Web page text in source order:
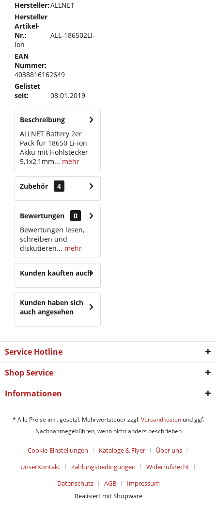
Hersteller:ALLNET
Hersteller
Artikel-
Nr.:
ALL-186502LI-
ion
EAN
Nummer:
4038816162649
Gelistet
seit:
08.01.2019
Beschreibung
ALLNET Battery 2er
Pack für 18650 Li-ion
Akku mit Hohlstecker
5,1x2,1mm... mehr
Zubehör 4
Bewertungen
0
Bewertungen lesen,
schreiben und
diskutieren... mehr
Kunden kauften auch
Kunden haben sich
auch angesehen
Service Hotline
Shop Service
Informationen
* Alle Preise inkl. gesetzl. Mehrwertsteuer zzgl.Versandkosten und ggf.
Nachnahmegebühren, wenn nicht anders beschrieben
Cookie-Einstellungen Kataloge & Flyer
Über uns
UnserKontakt
Zahlungsbedingungen
Widerrufsrecht
Datenschutz
AGB
Impressum
Realisiert mit Shopware